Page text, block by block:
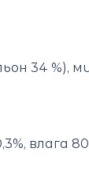
34 %),
влага